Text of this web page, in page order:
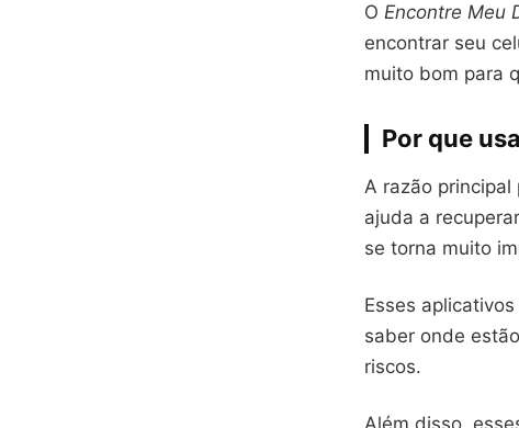
O Encontre Meu
encontrar seu
muito bom para
Por que
A razão
ajuda a
se torna muito
Esses
saber onde
riscos.